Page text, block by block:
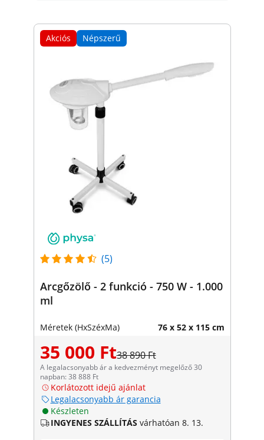
Akciós Népszerű
(5)
Arcgőzölő - 2 funkció - 750 W - 1.000
ml
Méretek (HxSzéxMa) 76 x 52 x 115 cm
35 000 Ft38 890 Ft
A legalacsonyabb ár a kedvezményt megelőző 30
napban: 38 888 Ft
Korlátozott idejű ajánlat
Legalacsonyabb ár garancia
Készleten
INGYENES SZÁLLÍTÁS várhatóan 8. 13.